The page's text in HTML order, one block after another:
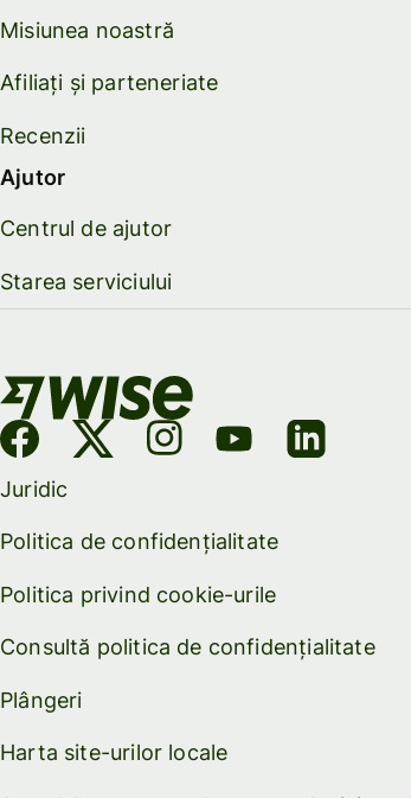
Misiunea noastră
Afiliați și parteneriate
Recenzii
Ajutor
Centrul de ajutor
Starea serviciului
Juridic
Politica de confidențialitate
Politica privind cookie-urile
Consultă politica de confidențialitate
Plângeri
Harta site-urilor locale